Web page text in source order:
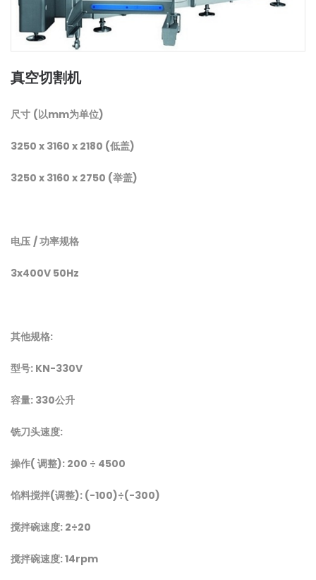
真空切割机
尺寸 (以mm为单位)
3250 x 3160 x 2180 (低盖)
3250 x 3160 x 2750 (举盖)
电压 /功率规格
3x400V 50Hz
其他规格:
型号: KN-330V
容量: 330公升
铣刀头速度:
操作(调整): 200 ÷ 4500
馅料搅拌(调整): (-100)÷(-300)
搅拌碗速度: 2÷20
搅拌碗速度: 14rpm